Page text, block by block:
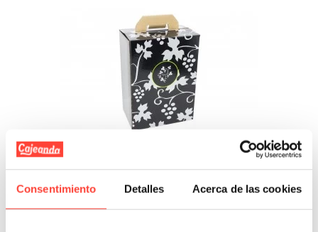
Consentimiento Detalles Acerca de las cookies